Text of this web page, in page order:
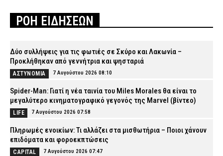
ΡΟΗ ΕΙΔΗΣΕΩΝ
Δύο συλλήψεις για τις φωτιές σε Σκύρο και Λακωνία –
Προκλήθηκαν από γεννήτρια και ψησταριά
ΑΣΤΥΝΟΜΙΑ 7 Αυγούστου 2026 08:10
Spider-Man: Γιατί η νέα ταινία του Miles Morales θα είναι το
μεγαλύτερο κινηματογραφικό γεγονός της Marvel (βίντεο)
LIFE 7 Αυγούστου 2026 07:58
Πληρωμές ενοικίων: Τι αλλάζει στα μισθωτήρια – Ποιοι χάνουν
επιδόματα και φοροεκπτώσεις
CAPITAL 7 Αυγούστου 2026 07:47